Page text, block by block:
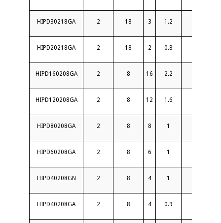
HIPD30218GA 2 18 3 1.2
HIPD20218GA 2 18 2 0.8
HIPD160208GA 2 8 16 2.2
HIPD120208GA 2 8 12 1.6
HIPD80208GA 2 8 8 1
HIPD60208GA 2 8 6 1
HIPD40208GN 2 8 4 1
HIPD40208GA 2 8 4 0.9